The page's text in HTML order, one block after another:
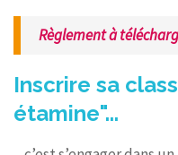
Règlement à
Inscrire sa
étamine"...